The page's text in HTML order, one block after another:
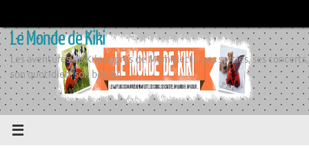
contenu
Le Monde de Kiki
Les aventures de Kiki auprès de Momiflette, ses sorties, ses concerts,
son quotidien, son boulot